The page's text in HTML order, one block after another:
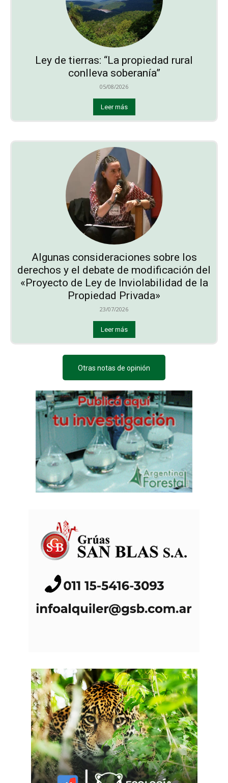
Ley de tierras: “La propiedad rural
conlleva soberanía”
05/08/2026
Leer más
Algunas consideraciones sobre los
derechos y el debate de modificación del
«Proyecto de Ley de Inviolabilidad de la
Propiedad Privada»
23/07/2026
Leer más
Otras notas de opinión